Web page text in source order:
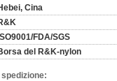
Cina
ISO9001/FDA/SGS
del R&K-nylon